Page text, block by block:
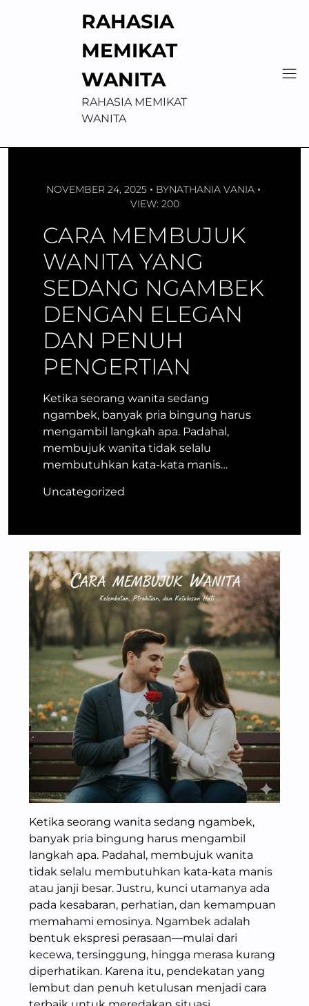
RAHASIA
MEMIKAT
WANITA
RAHASIA MEMIKAT
WANITA
NOVEMBER 24, 2025 BYNATHANIA VANIA
VIEW: 200
CARA MEMBUJUK
WANITA YANG
SEDANG NGAMBEK
DENGAN ELEGAN
DAN PENUH
PENGERTIAN
Ketika seorang wanita sedang
ngambek, banyak pria bingung harus
mengambil langkah apa. Padahal,
membujuk wanita tidak selalu
membutuhkan kata-kata manis…
Uncategorized
Ketika seorang wanita sedang ngambek,
banyak pria bingung harus mengambil
langkah apa. Padahal, membujuk wanita
tidak selalu membutuhkan kata-kata manis
atau janji besar. Justru, kunci utamanya ada
pada kesabaran, perhatian, dan kemampuan
memahami emosinya. Ngambek adalah
bentuk ekspresi perasaan—mulai dari
kecewa, tersinggung, hingga merasa kurang
diperhatikan. Karena itu, pendekatan yang
lembut dan penuh ketulusan menjadi cara